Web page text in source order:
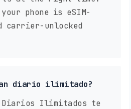
phone is eSIM-
carrier-unlocked
diario ilimitado?
Diarios Ilimitados te